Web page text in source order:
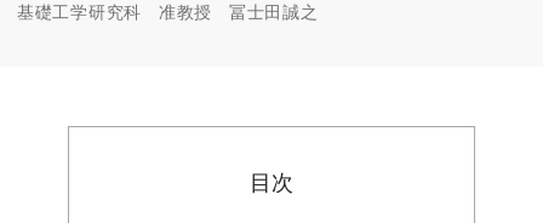
基礎工学研究科
准教授 冨士田誠之
目次